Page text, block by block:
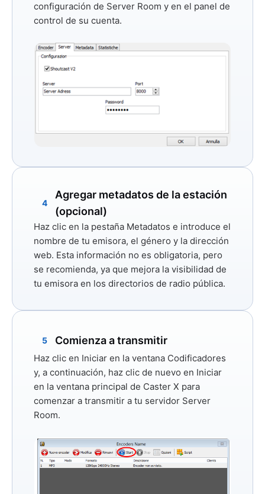
configuración de Server Room y en el panel de
control de su cuenta.
4
Agregar metadatos de la estación
(opcional)
Haz clic en la pestaña Metadatos e introduce el
nombre de tu emisora, el género y la dirección
web. Esta información no es obligatoria, pero
se recomienda, ya que mejora la visibilidad de
tu emisora ​​en los directorios de radio pública.
5 Comienza a transmitir
Haz clic en Iniciar en la ventana Codificadores
y, a continuación, haz clic de nuevo en Iniciar
en la ventana principal de Caster X para
comenzar a transmitir a tu servidor Server
Room.